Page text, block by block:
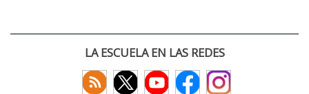
LA ESCUELA EN LAS REDES